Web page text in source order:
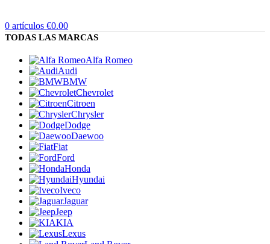
0 artículos €0.00
TODAS LAS MARCAS
Alfa Romeo
Audi
BMW
Chevrolet
Citroen
Chrysler
Dodge
Daewoo
Fiat
Ford
Honda
Hyundai
Iveco
Jaguar
Jeep
KIA
Lexus